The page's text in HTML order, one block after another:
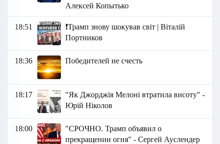
Алексей Копытько
18:51
❗️Трамп знову шокував світ | Віталій
Портников
18:36 Победителей не счесть
18:17
"Як Джорджія Мелоні втратила висоту" -
Юрій Ніколов
18:00
"СРОЧНО. Трамп объявил о
прекращении огня" - Сергей Ауслендер